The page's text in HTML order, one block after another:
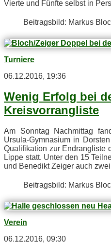
Vier­te und Fünf­te selbst in
Bei­trags­bild: Mar­kus
Turniere
06.12.2016, 19:36
We­nig Er­folg bei
Kreisvorrangliste
Am Sonn­tag Nach­mit­tag
Ursula-Gymnasium in
Qua­li­fi­ka­ti­on zur End­rang­lis­te
Lip­pe statt. Un­ter den 15
und Be­ne­dikt Zei­ger auch
Bei­trags­bild: Mar­kus
Verein
06.12.2016, 09:30